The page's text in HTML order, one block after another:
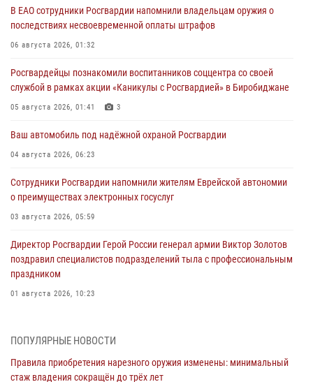
В ЕАО сотрудники Росгвардии напомнили владельцам оружия о
последствиях несвоевременной оплаты штрафов
06 августа 2026, 01:32
Росгвардейцы познакомили воспитанников соццентра со своей
службой в рамках акции «Каникулы с Росгвардией» в Биробиджане
05 августа 2026, 01:41 3
Ваш автомобиль под надёжной охраной Росгвардии
04 августа 2026, 06:23
Сотрудники Росгвардии напомнили жителям Еврейской автономии
о преимуществах электронных госуслуг
03 августа 2026, 05:59
Директор Росгвардии Герой России генерал армии Виктор Золотов
поздравил специалистов подразделений тыла с профессиональным
праздником
01 августа 2026, 10:23
Российской Федерации
ПОПУЛЯРНЫЕ НОВОСТИ
Правила приобретения нарезного оружия изменены: минимальный
стаж владения сокращён до трёх лет